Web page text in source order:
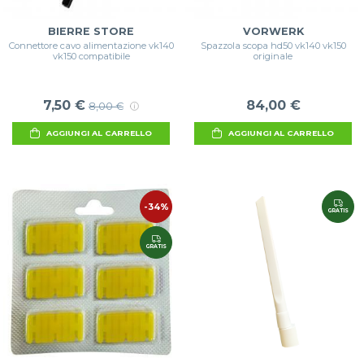
BIERRE STORE
Connettore cavo alimentazione vk140
vk150 compatibile
7,50 € 8,00 €
AGGIUNGI AL CARRELLO
VORWERK
Spazzola scopa hd50 vk140 vk150
originale
84,00 €
AGGIUNGI AL CARRELLO
-34%
GRATIS
GRATIS